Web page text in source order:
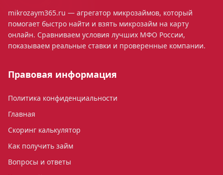
mikrozaym365.ru — агрегатор микрозаймов, который
помогает быстро найти и взять микрозайм на карту
онлайн. Сравниваем условия лучших МФО России,
показываем реальные ставки и проверенные компании.
Правовая информация
Политика конфиденциальности
Главная
Скоринг калькулятор
Как получить займ
Вопросы и ответы